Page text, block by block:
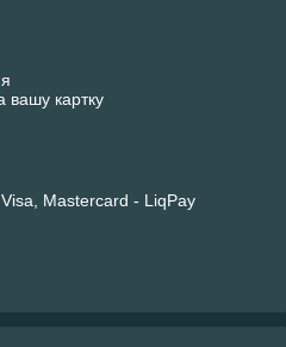
вашу картку
Mastercard - LiqPay